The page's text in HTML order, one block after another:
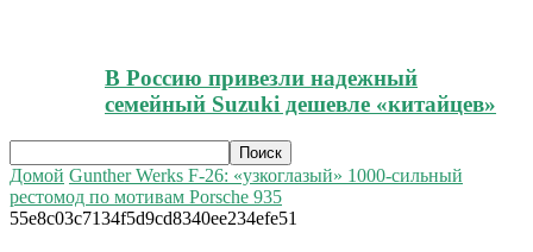
В Россию привезли надежный
семейный Suzuki дешевле «китайцев»
Домой Gunther Werks F-26: «узкоглазый» 1000-сильный
рестомод по мотивам Porsche 935
55e8c03c7134f5d9cd8340ee234efe51